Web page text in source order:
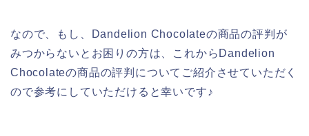
なので、もし、Dandelion Chocolateの商品の評判が
みつからないとお困りの方は、これからDandelion
Chocolateの商品の評判についてご紹介させていただく
ので参考にしていただけると幸いです♪